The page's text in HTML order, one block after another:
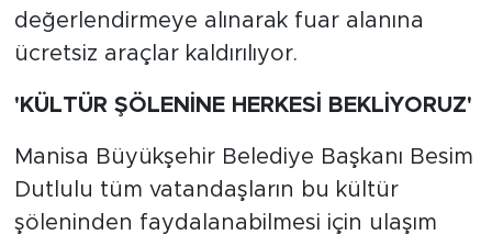
değerlendirmeye alınarak fuar alanına
ücretsiz araçlar kaldırılıyor.
'KÜLTÜR ŞÖLENİNE HERKESİ BEKLİYORUZ'
Manisa Büyükşehir Belediye Başkanı Besim
Dutlulu tüm vatandaşların bu kültür
şöleninden faydalanabilmesi için ulaşım